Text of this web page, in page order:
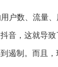
户数、流量
音，这就导
遏制。而且